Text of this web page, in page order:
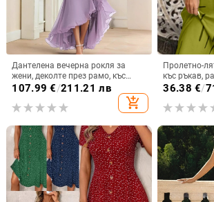
Дантелена вечерна рокля за
жени, деколте през рамо, къс
ръкав, дълга A-линия парти
107.99 €/211.21 лв
add_shopping_cart
Пролетно-
къс ръкав,
моден принт
с кръгло
36.38 €/